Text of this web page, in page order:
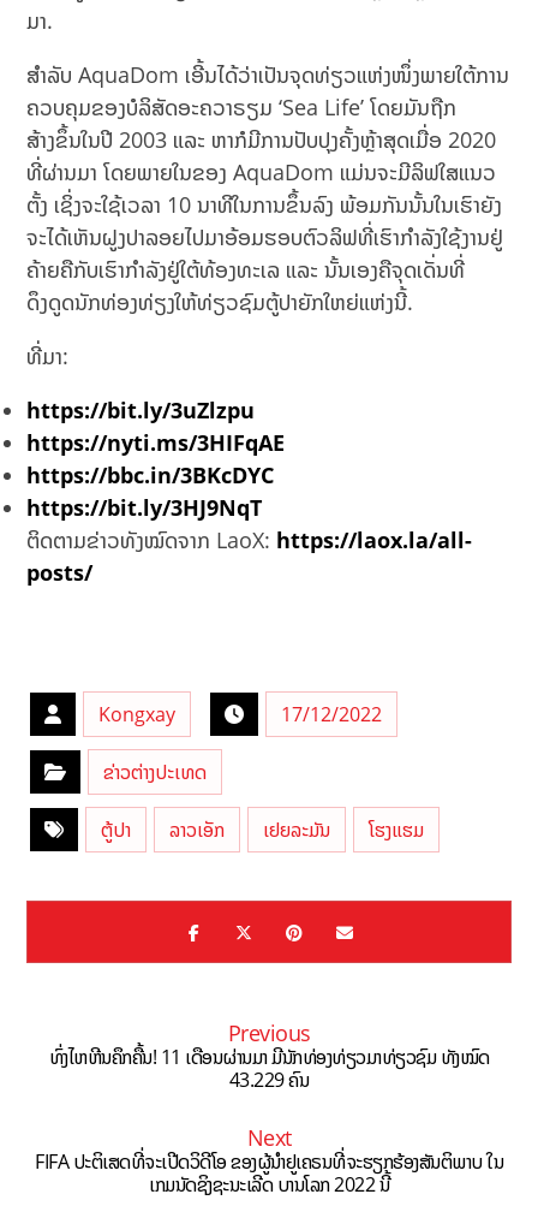
ມາ.
ສຳລັບ AquaDom ເອີ້ນໄດ້ວ່າເປັນຈຸດທ່ຽວແຫ່ງໜຶ່ງພາຍໃຕ້ການ
ຄວບຄຸມຂອງບໍລິສັດອະຄວາຣຽມ ‘Sea Life’ ໂດຍມັນຖືກ
ສ້າງຂຶ້ນໃນປີ 2003 ແລະ ຫາກໍມີການປັບປຸງຄັ້ງຫຼ້າສຸດເມື່ອ 2020
ທີ່ຜ່ານມາ ໂດຍພາຍໃນຂອງ AquaDom ແມ່ນຈະມີລິຟໃສແນວ
ຕັ້ງ ເຊິ່ງຈະໃຊ້ເວລາ 10 ນາທີໃນການຂຶ້ນລົງ ພ້ອມກັນນັ້ນໃນເຮົາຍັງ
ຈະໄດ້ເຫັນຝູງປາລອຍໄປມາອ້ອມຮອບຕົວລິຟທີ່ເຮົາກໍາລັງໃຊ້ງານຢູ່
ຄ້າຍຄືກັບເຮົາກໍາລັງຢູ່ໃຕ້ທ້ອງທະເລ ແລະ ນັ້ນເອງຄືຈຸດເດັ່ນທີ່
ດຶງດູດນັກທ່ອງທ່ຽງໃຫ້ທ່ຽວຊົມຕູ້ປາຍັກໃຫຍ່ແຫ່ງນີ້.
ທີ່ມາ:
https://bit.ly/3uZlzpu
https://nyti.ms/3HIFqAE
https://bbc.in/3BKcDYC
https://bit.ly/3HJ9NqT
ຕິດຕາມຂ່າວທັງໝົດຈາກ LaoX: https://laox.la/all-
posts/
Kongxay 17/12/2022
ຂ່າວຕ່າງປະເທດ
ຕູ້ປາ ລາວເອັກ ເຢຍລະມັນ ໂຮງແຮມ
Previous
ທົ່ງໄຫຫີນຄຶກຄື້ນ! 11 ເດືອນຜ່ານມາ ມີນັກທ່ອງທ່ຽວມາທ່ຽວຊົມ ທັງໝົດ
43.229 ຄົນ
Next
FIFA ປະຕິເສດທີ່ຈະເປີດວິດີໂອ ຂອງຜູ້ນຳຢູເຄຣນທີ່ຈະຮຽກຮ້ອງສັນຕິພາບ ໃນ
ເກມນັດຊິງຊະນະເລີດ ບານໂລກ 2022 ນີ້